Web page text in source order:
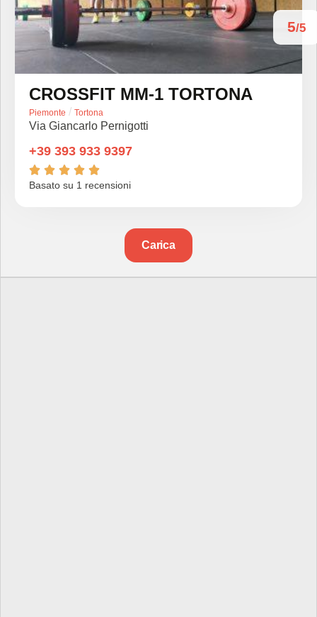
5/5
CROSSFIT MM-1 TORTONA
Piemonte / Tortona
Via Giancarlo Pernigotti
+39 393 933 9397
    
Basato su 1 recensioni
Carica